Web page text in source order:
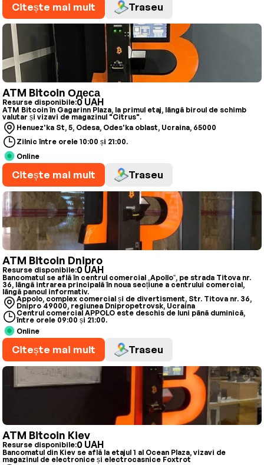
Citește mai mult Traseu
ATM Bitcoin Одеса
Resurse disponibile:0 UAH
ATM Bitcoin în Gagarinn Plaza, la primul etaj, lângă biroul de schimb
valutar și vizavi de magazinul "Citrus".
Henuez'ka St, 5, Odesa, Odes'ka oblast, Ucraina, 65000
Zilnic între orele 10:00 și 21:00.
Online
Citește mai mult Traseu
ATM Bitcoin Dnipro
Resurse disponibile:0 UAH
Bancomatul se află în centrul comercial „Apollo”, pe strada Titova nr.
36, lângă intrarea principală în noua secțiune a centrului comercial,
lângă panoul informativ.
Appolo, complex comercial și de divertisment, Str. Titova nr. 36,
Dnipro 49000, regiunea Dnipropetrovsk, Ucraina
Centrul comercial APPOLO este deschis de luni până duminică,
între orele 09:00 și 21:00.
Online
Citește mai mult Traseu
ATM Bitcoin Kiev
Resurse disponibile:0 UAH
Bancomatul din Kiev se află la etajul 1 al Ocean Plaza, vizavi de
magazinul de electronice și electrocasnice Foxtrot